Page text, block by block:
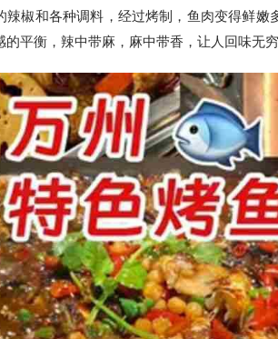
辣椒和各种调料，经过烤制，鱼肉变得鲜嫩
的平衡，辣中带麻，麻中带香，让人回味无